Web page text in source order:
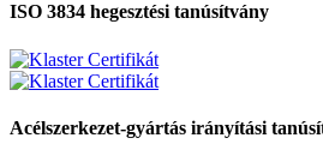
ISO 3834 hegesztési tanúsítvány
Acélszerkezet-gyártás irányítási